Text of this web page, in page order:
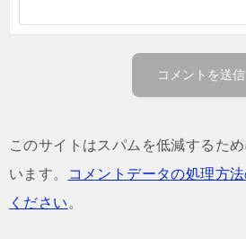
このサイトはスパムを低減するた
います。
コメントデータの処理方
ください 。